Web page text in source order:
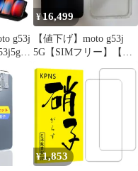
ンド
レザ
性の
g53j
収納
g53j
¥16,499
【値下げ】moto g53j
5G【SIMフリー】【新
品保護フィルム付き】
¥1,853